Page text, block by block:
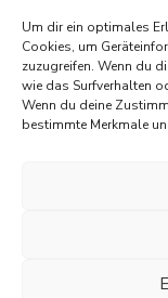
Um dir ein optimales
Cookies, um
zuzugreifen. Wenn du
wie das Surfverhalten
Wenn du deine
bestimmte Merkmale
NEUESTE